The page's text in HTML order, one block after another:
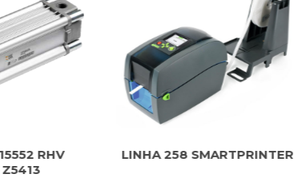
RHV
LINHA 258 SMARTPRINTER